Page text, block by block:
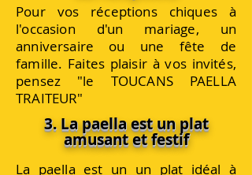
Pour vos réceptions chiques à
l'occasion d'un mariage, un
anniversaire ou une fête de
famille. Faites plaisir à vos invités,
pensez "le TOUCANS PAELLA
TRAITEUR"
La paella est un un plat idéal à
3. La paella est un plat
amusant et festif